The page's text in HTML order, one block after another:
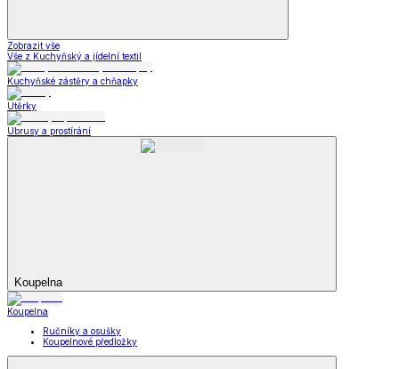
Zobrazit vše
Vše z Kuchyňský a jídelní textil
Kuchyňské zástěry a chňapky
Utěrky
Ubrusy a prostírání
Koupelna
Koupelna
Ručníky a osušky
Koupelnové předložky